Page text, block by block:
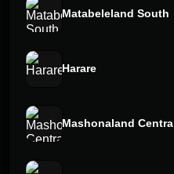
Matabeleland South
Harare
Mashonaland Central